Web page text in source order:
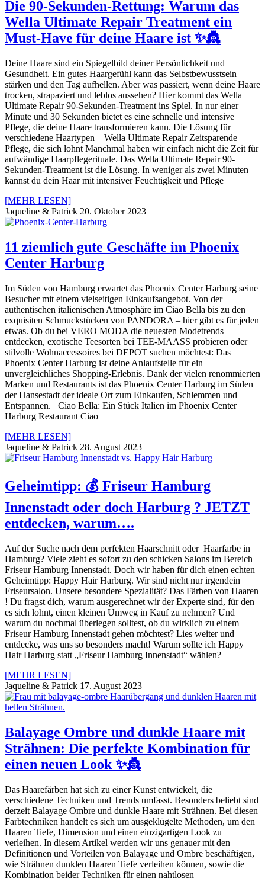
Die 90-Sekunden-Rettung: Warum das
Wella Ultimate Repair Treatment ein
Must-Have für deine Haare ist ✨👸
Deine Haare sind ein Spiegelbild deiner Persönlichkeit und
Gesundheit. Ein gutes Haargefühl kann das Selbstbewusstsein
stärken und den Tag aufhellen. Aber was passiert, wenn deine Haare
trocken, strapaziert und leblos aussehen? Hier kommt das Wella
Ultimate Repair 90-Sekunden-Treatment ins Spiel. In nur einer
Minute und 30 Sekunden bietet es eine schnelle und intensive
Pflege, die deine Haare transformieren kann. Die Lösung für
verschiedene Haartypen – Wella Ultimate Repair Zeitsparende
Pflege, die sich lohnt Manchmal haben wir einfach nicht die Zeit für
aufwändige Haarpflegerituale. Das Wella Ultimate Repair 90-
Sekunden-Treatment ist die Lösung. In weniger als zwei Minuten
kannst du dein Haar mit intensiver Feuchtigkeit und Pflege
[MEHR LESEN]
Jaqueline & Patrick 20. Oktober 2023
11 ziemlich gute Geschäfte im Phoenix
Center Harburg
Im Süden von Hamburg erwartet das Phoenix Center Harburg seine
Besucher mit einem vielseitigen Einkaufsangebot. Von der
authentischen italienischen Atmosphäre im Ciao Bella bis zu den
exquisiten Schmuckstücken von PANDORA – hier gibt es für jeden
etwas. Ob du bei VERO MODA die neuesten Modetrends
entdecken, exotische Teesorten bei TEE-MAASS probieren oder
stilvolle Wohnaccessoires bei DEPOT suchen möchtest: Das
Phoenix Center Harburg ist deine Anlaufstelle für ein
unvergleichliches Shopping-Erlebnis. Dank der vielen renommierten
Marken und Restaurants ist das Phoenix Center Harburg im Süden
der Hansestadt der ideale Ort zum Einkaufen, Schlemmen und
Entspannen. Ciao Bella: Ein Stück Italien im Phoenix Center
Harburg Restaurant Ciao
[MEHR LESEN]
Jaqueline & Patrick 28. August 2023
Geheimtipp: 💰 Friseur Hamburg
Innenstadt oder doch Harburg ? JETZT
entdecken, warum….
Auf der Suche nach dem perfekten Haarschnitt oder Haarfarbe in
Hamburg? Viele zieht es sofort zu den schicken Salons im Bereich
Friseur Hamburg Innenstadt. Doch wir haben für dich einen echten
Geheimtipp: Happy Hair Harburg. Wir sind nicht nur irgendein
Friseursalon. Unsere besondere Spezialität? Das Färben von Haaren
! Du fragst dich, warum ausgerechnet wir der Experte sind, für den
es sich lohnt, einen kleinen Umweg in Kauf zu nehmen? Und
warum du nochmal überlegen solltest, ob du wirklich zu einem
Friseur Hamburg Innenstadt gehen möchtest? Lies weiter und
entdecke, was uns so besonders macht! Warum sollte ich Happy
Hair Harburg statt „Friseur Hamburg Innenstadt“ wählen?
[MEHR LESEN]
Jaqueline & Patrick 17. August 2023
Balayage Ombre und dunkle Haare mit
Strähnen: Die perfekte Kombination für
einen neuen Look ✨👸
Das Haarefärben hat sich zu einer Kunst entwickelt, die
verschiedene Techniken und Trends umfasst. Besonders beliebt sind
derzeit Balayage Ombre und dunkle Haare mit Strähnen. Bei diesen
Farbtechniken handelt es sich um ausgeklügelte Methoden, um den
Haaren Tiefe, Dimension und einen einzigartigen Look zu
verleihen. In diesem Artikel werden wir uns genauer mit den
Definitionen und Vorteilen von Balayage und Ombre beschäftigen,
wie Strähnen dunklen Haaren Tiefe verleihen können, sowie die
Kombination beider Techniken für einen nahtlosen